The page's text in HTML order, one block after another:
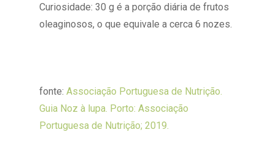
Curiosidade: 30 g é a porção diária de frutos
oleaginosos, o que equivale a cerca 6 nozes.
fonte:Associação Portuguesa de Nutrição.
Guia Noz à lupa. Porto: Associação
Portuguesa de Nutrição; 2019.